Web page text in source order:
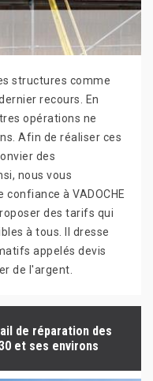
structures comme
recours. En
opérations ne
Afin de réaliser ces
des
nous vous
à VADOCHE
des tarifs qui
à tous. Il dresse
appelés devis
de l'argent.
de réparation des
et ses environs